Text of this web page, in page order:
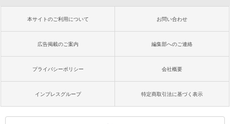
本サイトのご利用について お問い合わせ
広告掲載のご案内 編集部へのご連絡
プライバシーポリシー 会社概要
インプレスグループ 特定商取引法に基づく表示